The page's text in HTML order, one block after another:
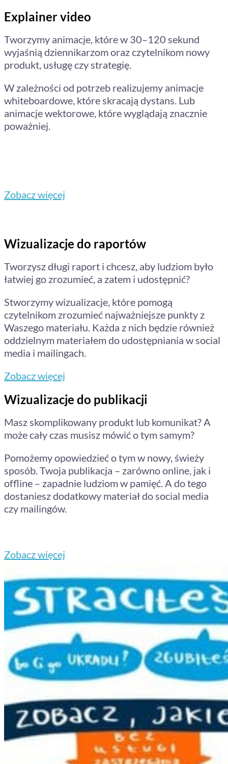
Explainer video
Tworzymy animacje, które w 30–120 sekund
wyjaśnią dziennikarzom oraz czytelnikom nowy
produkt, usługę czy strategię.
W zależności od potrzeb realizujemy animacje
whiteboardowe, które skracają dystans. Lub
animacje wektorowe, które wyglądają znacznie
poważniej.
Zobacz więcej
Wizualizacje do raportów
Tworzysz długi raport i chcesz, aby ludziom było
łatwiej go zrozumieć, a zatem i udostępnić?
Stworzymy wizualizacje, które pomogą
czytelnikom zrozumieć najważniejsze punkty z
Waszego materiału. Każda z nich będzie również
oddzielnym materiałem do udostępniania w social
media i mailingach.
Zobacz więcej
Wizualizacje do publikacji
Masz skomplikowany produkt lub komunikat? A
może cały czas musisz mówić o tym samym?
Pomożemy opowiedzieć o tym w nowy, świeży
sposób. Twoja publikacja – zarówno online, jak i
offline – zapadnie ludziom w pamięć. A do tego
dostaniesz dodatkowy materiał do social media
czy mailingów.
Zobacz więcej